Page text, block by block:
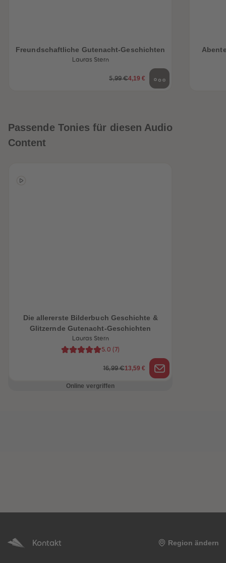
Freundschaftliche Gutenacht-Geschichten
Lauras Stern
5,99 €4,19 €
Passende Tonies für diesen Audio
Content
Die allererste Bilderbuch Geschichte &
Glitzernde Gutenacht-Geschichten
Lauras Stern
5.0 ( 7)
16,99 €13,59 €
Online vergriffen
Kontakt Region ändern